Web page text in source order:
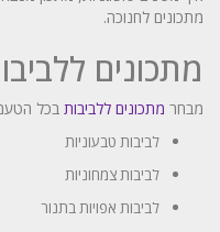
מתכונים לחנוכה.
מתכונים
מבחר מתכונים ללביבות בכל
לביבות טבעוניות
לביבות צמחוניות
לביבות אפויות בתנור